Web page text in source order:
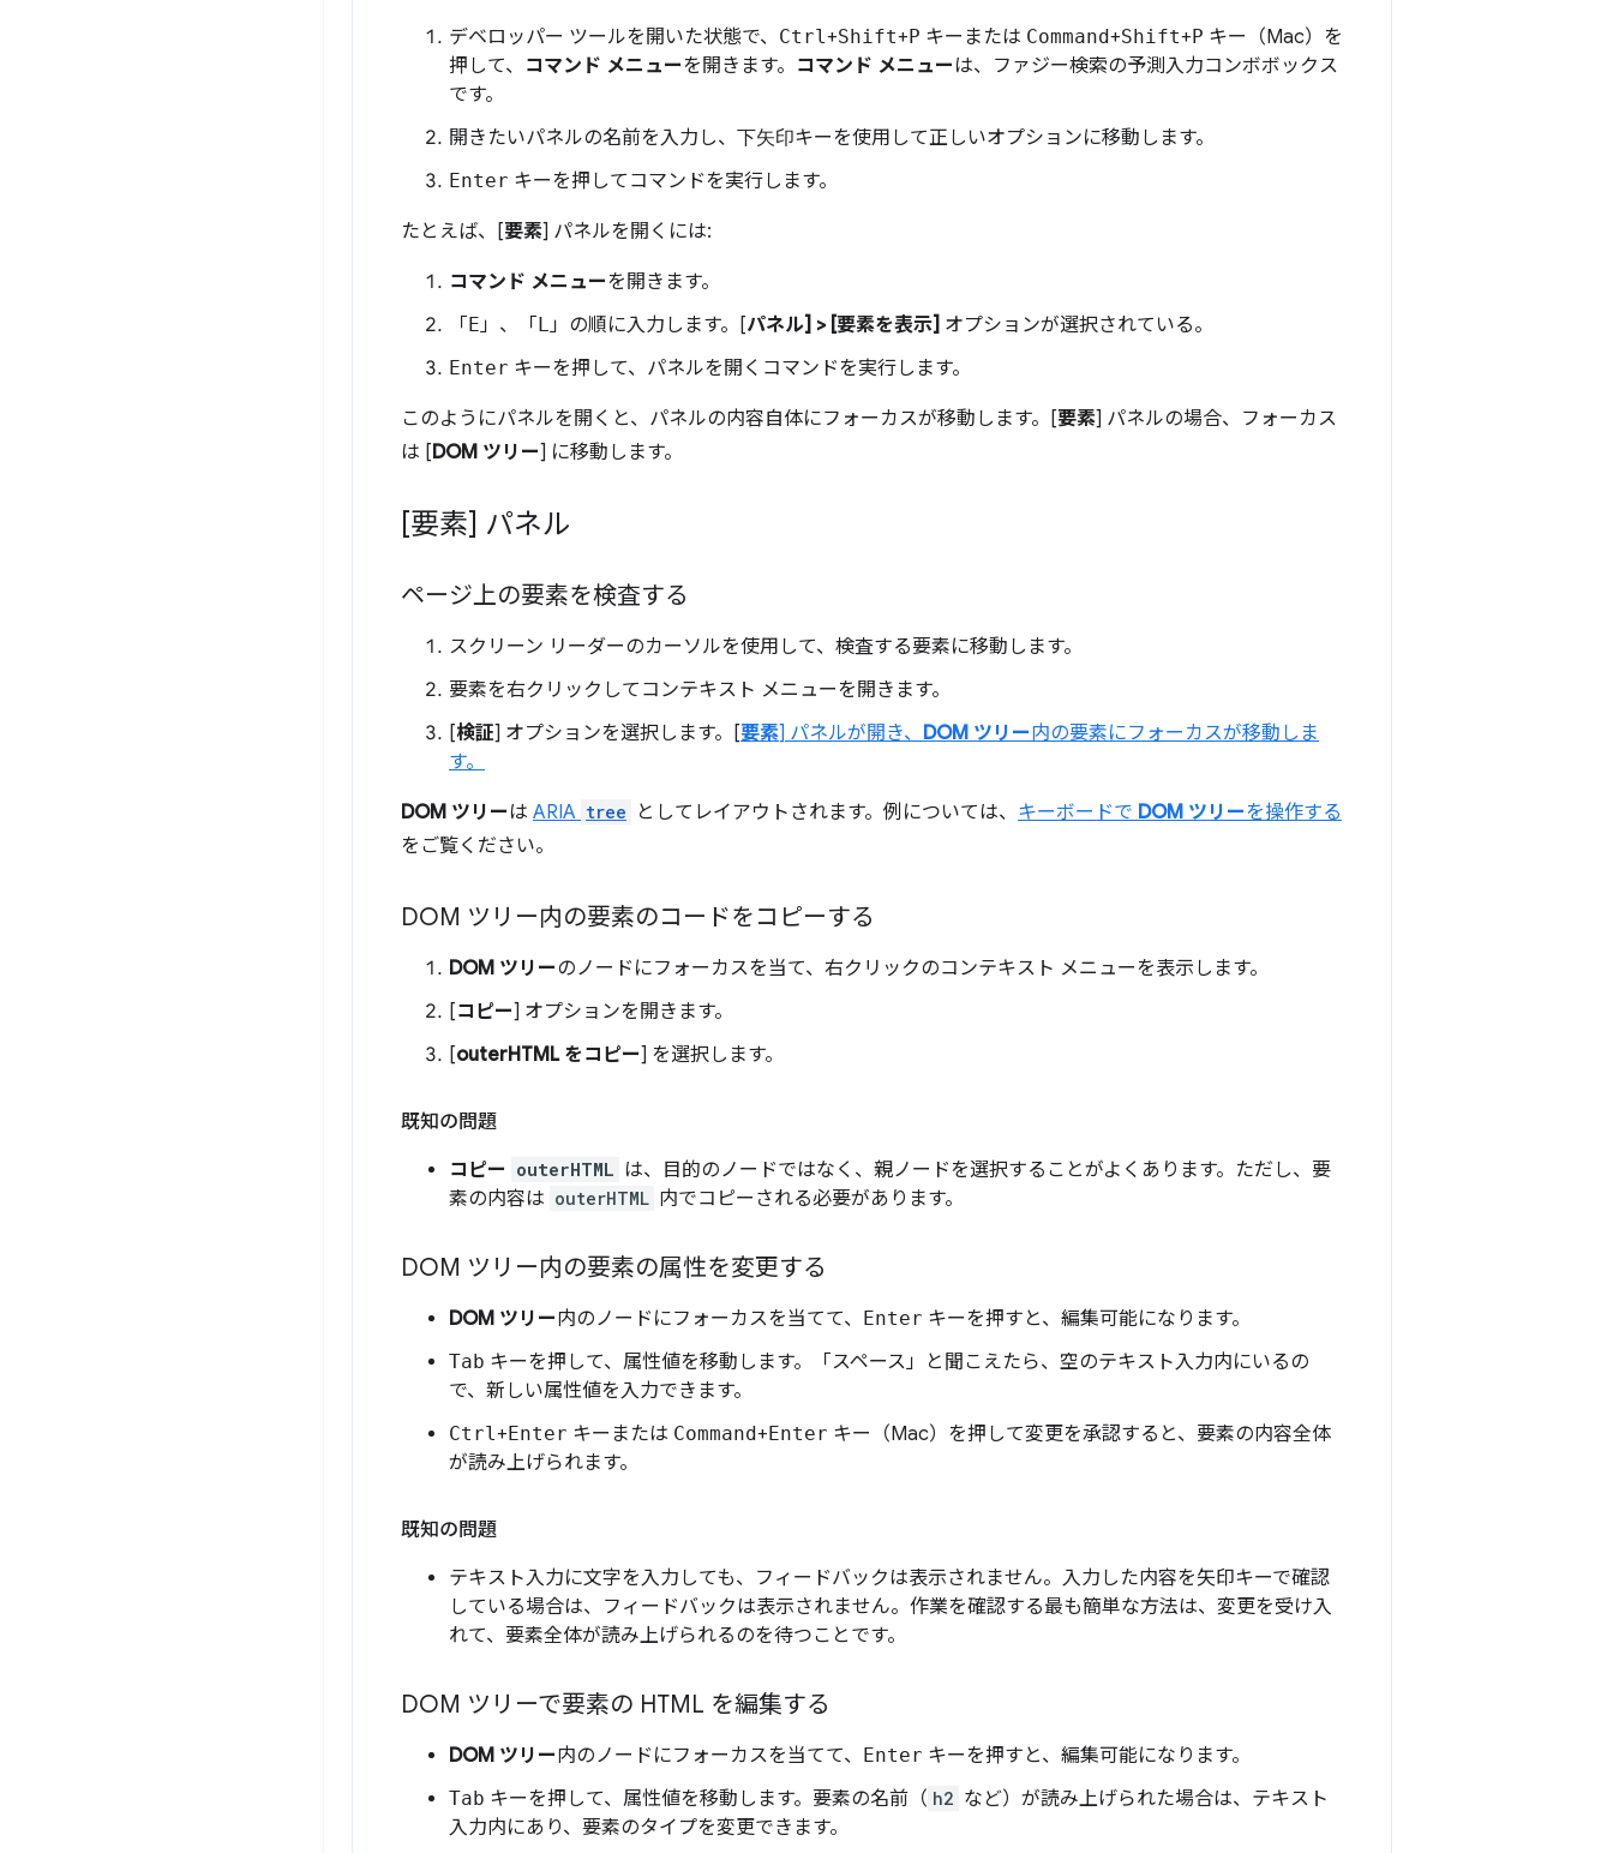
デベロッパー ツールを開いた状態で、 Ctrl+Shift+P キーまたは Command+Shift+P キー（Mac）を
押して、 コマンド メニューを開きます。 コマンド メニューは、ファジー検索の予測入力コンボボックス
です。
開きたいパネルの名前を入力し、 下矢印キーを使用して正しいオプションに移動します。
Enter キーを押してコマンドを実行します。
たとえば、[要素] パネルを開くには:
コマンド メニューを開きます。
「 E」、「 L」の順に入力します。[パネル] > [要素を表示] オプションが選択されている。
Enter キーを押して、パネルを開くコマンドを実行します。
このようにパネルを開くと、パネルの内容自体にフォーカスが移動します。[要素] パネルの場合、フォーカス
は [DOM ツリー] に移動します。
[要素] パネル
ページ上の要素を検査する
スクリーン リーダーのカーソルを使用して、検査する要素に移動します。
要素を右クリックしてコンテキスト メニューを開きます。
[検証] オプションを選択します。[要素] パネルが開き、 DOM ツリー内の要素にフォーカスが移動しま
す。
DOM ツリーは ARIA tree としてレイアウトされます。例については、 キーボードで DOM ツリーを操作する
をご覧ください。
DOM ツリー内の要素のコードをコピーする
DOM ツリーのノードにフォーカスを当て、右クリックのコンテキスト メニューを表示します。
[コピー] オプションを開きます。
[outerHTML をコピー] を選択します。
既知の問題
コピー outerHTML は、目的のノードではなく、親ノードを選択することがよくあります。ただし、要
素の内容は outerHTML 内でコピーされる必要があります。
DOM ツリー内の要素の属性を変更する
DOM ツリー内のノードにフォーカスを当てて、 Enter キーを押すと、編集可能になります。
Tab キーを押して、属性値を移動します。「スペース」と聞こえたら、空のテキスト入力内にいるの
で、新しい属性値を入力できます。
Ctrl+Enter キーまたは Command+Enter キー（Mac）を押して変更を承認すると、要素の内容全体
が読み上げられます。
既知の問題
テキスト入力に文字を入力しても、フィードバックは表示されません。入力した内容を矢印キーで確認
している場合は、フィードバックは表示されません。作業を確認する最も簡単な方法は、変更を受け入
れて、要素全体が読み上げられるのを待つことです。
DOM ツリーで要素の HTML を編集する
DOM ツリー内のノードにフォーカスを当てて、 Enter キーを押すと、編集可能になります。
Tab キーを押して、属性値を移動します。要素の名前（ h2 など）が読み上げられた場合は、テキスト
入力内にあり、要素のタイプを変更できます。